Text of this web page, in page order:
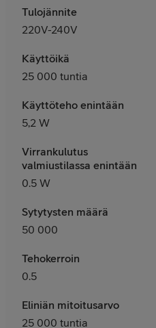
Tulojännite
220V-240V
Käyttöikä
25 000 tuntia
Käyttöteho enintään
5,2 W
Virrankulutus
valmiustilassa enintään
0.5 W
Sytytysten määrä
50 000
Tehokerroin
0.5
Eliniän mitoitusarvo
25 000 tuntia